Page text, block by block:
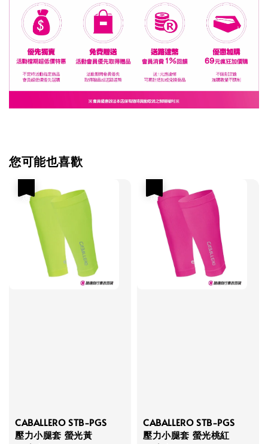
您可能也喜歡
CABALLERO STB-PGS
壓力小腿套 螢光黃
CABALLERO STB-PGS
壓力小腿套 螢光桃紅